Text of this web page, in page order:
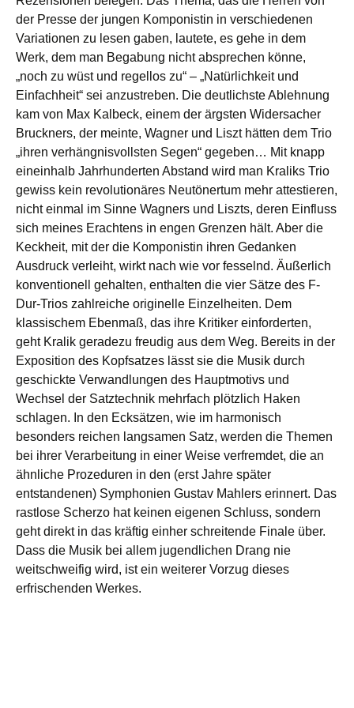
der Presse der jungen Komponistin in verschiedenen
Variationen zu lesen gaben, lautete, es gehe in dem
Werk, dem man Begabung nicht absprechen könne,
„noch zu wüst und regellos zu“ – „Natürlichkeit und
Einfachheit“ sei anzustreben. Die deutlichste Ablehnung
kam von Max Kalbeck, einem der ärgsten Widersacher
Bruckners, der meinte, Wagner und Liszt hätten dem Trio
„ihren verhängnisvollsten Segen“ gegeben… Mit knapp
eineinhalb Jahrhunderten Abstand wird man Kraliks Trio
gewiss kein revolutionäres Neutönertum mehr attestieren,
nicht einmal im Sinne Wagners und Liszts, deren Einfluss
sich meines Erachtens in engen Grenzen hält. Aber die
Keckheit, mit der die Komponistin ihren Gedanken
Ausdruck verleiht, wirkt nach wie vor fesselnd. Äußerlich
konventionell gehalten, enthalten die vier Sätze des F-
Dur-Trios zahlreiche originelle Einzelheiten. Dem
klassischem Ebenmaß, das ihre Kritiker einforderten,
geht Kralik geradezu freudig aus dem Weg. Bereits in der
Exposition des Kopfsatzes lässt sie die Musik durch
geschickte Verwandlungen des Hauptmotivs und
Wechsel der Satztechnik mehrfach plötzlich Haken
schlagen. In den Ecksätzen, wie im harmonisch
besonders reichen langsamen Satz, werden die Themen
bei ihrer Verarbeitung in einer Weise verfremdet, die an
ähnliche Prozeduren in den (erst Jahre später
entstandenen) Symphonien Gustav Mahlers erinnert. Das
rastlose Scherzo hat keinen eigenen Schluss, sondern
geht direkt in das kräftig einher schreitende Finale über.
Dass die Musik bei allem jugendlichen Drang nie
weitschweifig wird, ist ein weiterer Vorzug dieses
erfrischenden Werkes.